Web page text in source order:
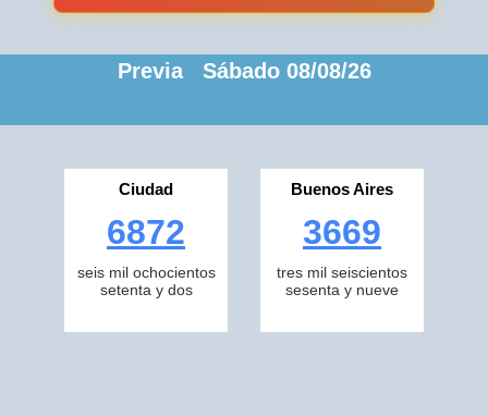
Previa Sábado 08/08/26
Ciudad
6872
seis mil ochocientos
setenta y dos
Buenos Aires
3669
tres mil seiscientos
sesenta y nueve